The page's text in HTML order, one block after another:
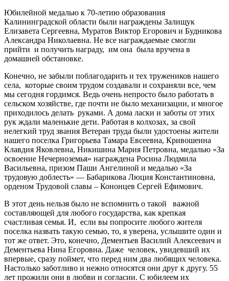
Юбилейной медалью к 70-летию образования
Калининградской области были награждены Залищук
Елизавета Сергеевна, Муратов Виктор Егорович и Будникова
Александра Николаевна. Не все награждаемые смогли
прийти и получить награду, им она была вручена в
домашней обстановке.
Конечно, не забыли поблагодарить и тех тружеников нашего
села, которые своим трудом создавали и сохраняли все, чем
мы сегодня гордимся. Ведь очень непросто было работать в
сельском хозяйстве, где почти не было механизации, и многое
приходилось делать руками. А дома ласки и заботы от этих
рук ждали маленькие дети. Работая в колхозах, за свой
нелегкий труд звания Ветеран труда были удостоены жители
нашего поселка Григорьева Тамара Евсеевна, Кривошеина
Клавдия Яковлевна, Никишина Мария Петровна, медалью «За
освоение Нечерноземья» награждена Росина Людмила
Васильевна, призом Паши Ангелиной и медалью «За
трудовую доблесть» — Бабарикова Люция Константиновна,
орденом Трудовой славы – Кононцев Сергей Ефимович.
В этот день нельзя было не вспомнить о такой важной
составляющей для любого государства, как крепкая
счастливая семья. И, если вы попросите любого жителя
поселка назвать такую семью, то, я уверена, услышите один и
тот же ответ. Это, конечно, Дементьев Василий Алексеевич и
Дементьева Нина Егоровна. Даже человек, увидевший их
впервые, сразу поймет, что перед ним два любящих человека.
Настолько заботливо и нежно относятся они друг к другу. 55
лет прожили они в любви и согласии. С юбилеем их